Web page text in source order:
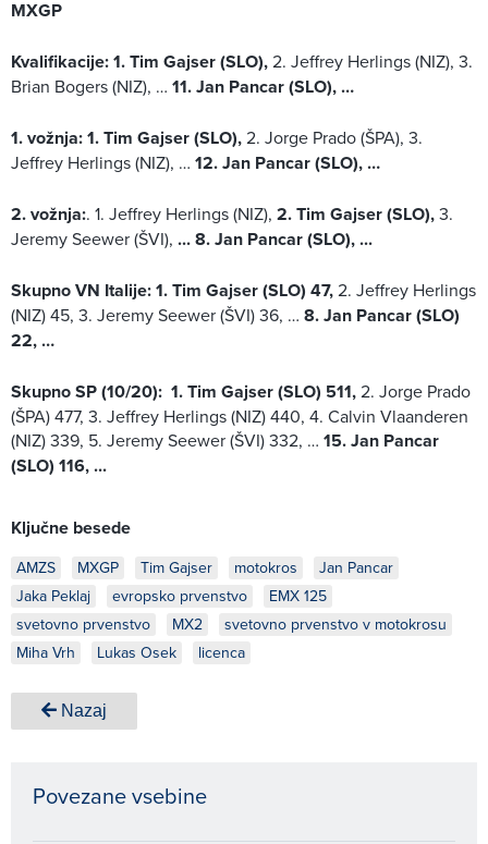
MXGP
Kvalifikacije:1. Tim Gajser (SLO),2. Jeffrey Herlings (NIZ), 3.
Brian Bogers (NIZ), … 11. Jan Pancar (SLO), …
1. vožnja:1. Tim Gajser (SLO),2. Jorge Prado (ŠPA), 3.
Jeffrey Herlings (NIZ), … 12. Jan Pancar (SLO), …
2. vožnja:. 1. Jeffrey Herlings (NIZ), 2. Tim Gajser (SLO),3.
Jeremy Seewer (ŠVI), ... 8. Jan Pancar (SLO), ...
Skupno VN Italije:1. Tim Gajser (SLO) 47,2. Jeffrey Herlings
(NIZ) 45, 3. Jeremy Seewer (ŠVI) 36, … 8. Jan Pancar (SLO)
22, …
Skupno SP (10/20): 1. Tim Gajser (SLO) 511,2. Jorge Prado
(ŠPA) 477, 3. Jeffrey Herlings (NIZ) 440, 4. Calvin Vlaanderen
(NIZ) 339, 5. Jeremy Seewer (ŠVI) 332, … 15. Jan Pancar
(SLO) 116, ...
Ključne besede
AMZS MXGP Tim Gajser motokros
Jan Pancar
Jaka Peklaj
evropsko prvenstvo
EMX 125
svetovno prvenstvo
MX2
svetovno prvenstvo v motokrosu
Miha Vrh
Lukas Osek licenca
Nazaj
Povezane vsebine